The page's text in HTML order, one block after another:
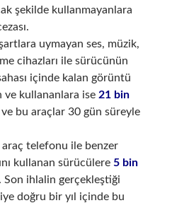
şekilde kullanmayanlara
uymayan ses, müzik,
cihazları ile sürücünün
içinde kalan görüntü
ve kullananlara ise 21 bin
bu araçlar 30 gün süreyle
telefonu ile benzer
kullanan sürücülere 5 bin
Son ihlalin gerçekleştiği
doğru bir yıl içinde bu